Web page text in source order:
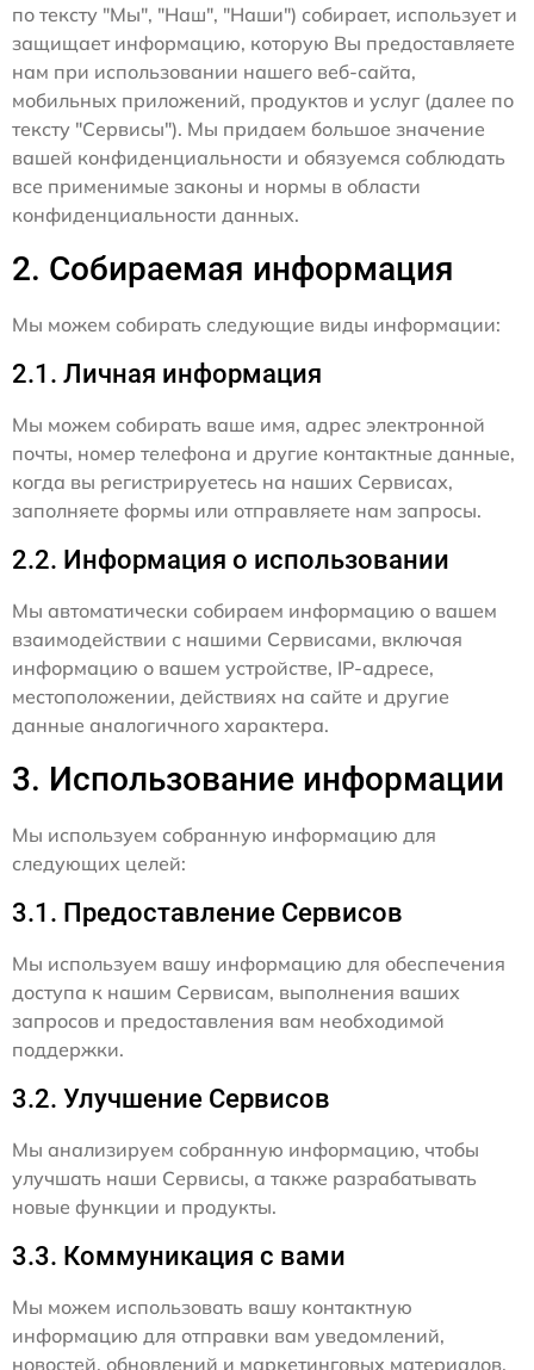
по тексту "Мы", "Наш", "Наши") собирает, использует и
защищает информацию, которую Вы предоставляете
нам при использовании нашего веб-сайта,
мобильных приложений, продуктов и услуг (далее по
тексту "Сервисы"). Мы придаем большое значение
вашей конфиденциальности и обязуемся соблюдать
все применимые законы и нормы в области
конфиденциальности данных.
2. Собираемая информация
Мы можем собирать следующие виды информации:
2.1. Личная информация
Мы можем собирать ваше имя, адрес электронной
почты, номер телефона и другие контактные данные,
когда вы регистрируетесь на наших Сервисах,
заполняете формы или отправляете нам запросы.
2.2. Информация о использовании
Мы автоматически собираем информацию о вашем
взаимодействии с нашими Сервисами, включая
информацию о вашем устройстве, IP-адресе,
местоположении, действиях на сайте и другие
данные аналогичного характера.
3. Использование информации
Мы используем собранную информацию для
следующих целей:
3.1. Предоставление Сервисов
Мы используем вашу информацию для обеспечения
доступа к нашим Сервисам, выполнения ваших
запросов и предоставления вам необходимой
поддержки.
3.2. Улучшение Сервисов
Мы анализируем собранную информацию, чтобы
улучшать наши Сервисы, а также разрабатывать
новые функции и продукты.
3.3. Коммуникация с вами
Мы можем использовать вашу контактную
информацию для отправки вам уведомлений,
новостей, обновлений и маркетинговых материалов,